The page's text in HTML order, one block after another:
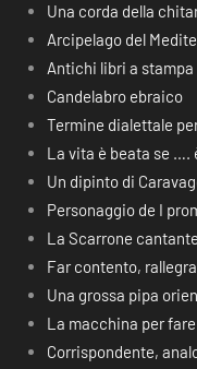
Una corda della
Arcipelago del
Antichi libri a stampa
Candelabro ebraico
Termine dialettale
La vita è beata se ….
Un dipinto di
Personaggio de I
La Scarrone cantante
Far contento,
Una grossa pipa
La macchina per
Corrispondente,